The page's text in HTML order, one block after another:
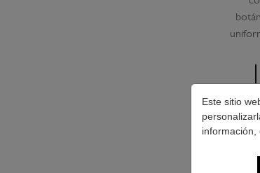
Este sitio
información,